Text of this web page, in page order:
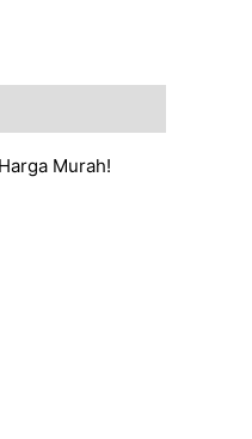
Murah!